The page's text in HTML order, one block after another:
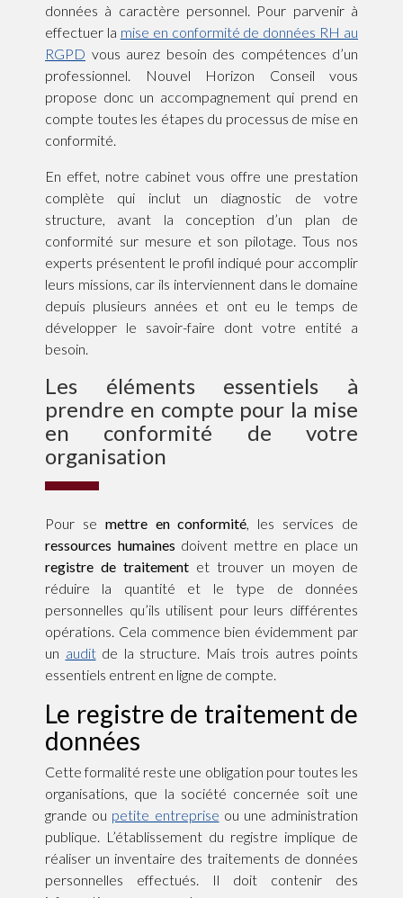
données à caractère personnel. Pour parvenir à
effectuer la mise en conformité de données RH au
RGPD vous aurez besoin des compétences d’un
professionnel. Nouvel Horizon Conseil vous
propose donc un accompagnement qui prend en
compte toutes les étapes du processus de mise en
conformité.
En effet, notre cabinet vous offre une prestation
complète qui inclut un diagnostic de votre
structure, avant la conception d’un plan de
conformité sur mesure et son pilotage. Tous nos
experts présentent le profil indiqué pour accomplir
leurs missions, car ils interviennent dans le domaine
depuis plusieurs années et ont eu le temps de
développer le savoir-faire dont votre entité a
besoin.
Les éléments essentiels à
prendre en compte pour la mise
en conformité de votre
organisation
Pour se mettre en conformité, les services de
ressources humaines doivent mettre en place un
registre de traitement et trouver un moyen de
réduire la quantité et le type de données
personnelles qu’ils utilisent pour leurs différentes
opérations. Cela commence bien évidemment par
un auditde la structure. Mais trois autres points
essentiels entrent en ligne de compte.
Le registre de traitement de
données
Cette formalité reste une obligation pour toutes les
organisations, que la société concernée soit une
grande ou petite entreprise ou une administration
publique. L’établissement du registre implique de
réaliser un inventaire des traitements de données
personnelles effectués. Il doit contenir des